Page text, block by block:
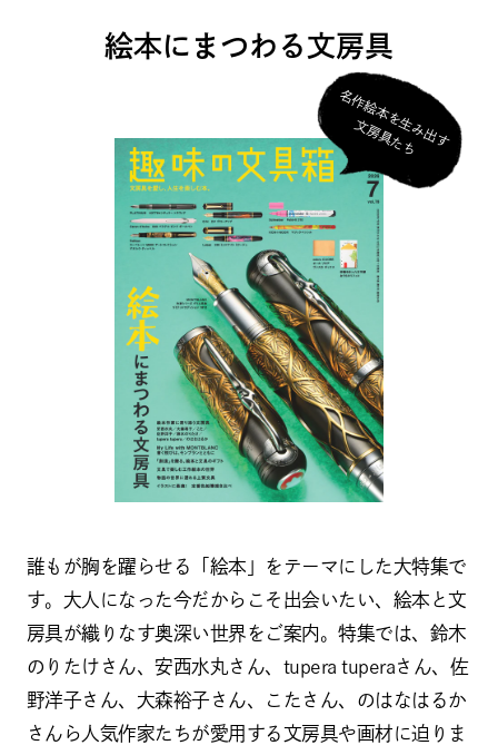
絵本にまつわる文房具
名
作
絵
本
を
生
み
出
す
文
房
具
た
ち
誰もが胸を躍らせる「絵本」をテーマにした大特集で
す。大人になった今だからこそ出会いたい、絵本と文
房具が織りなす奥深い世界をご案内。特集では、鈴木
のりたけさん、安西水丸さん、tupera tuperaさん、佐
野洋子さん、大森裕子さん、こたさん、のはなはるか
さんら人気作家たちが愛用する文房具や画材に迫りま